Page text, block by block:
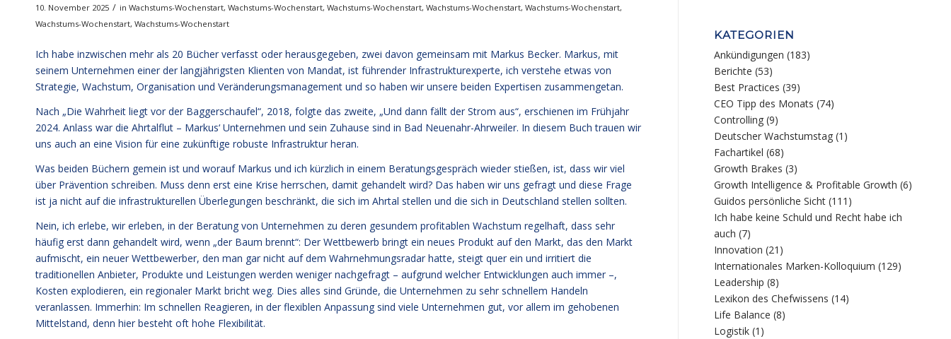
10. November 2025 / in Wachstums-Wochenstart, Wachstums-Wochenstart, Wachstums-Wochenstart, Wachstums-Wochenstart, Wachstums-Wochenstart,
Wachstums-Wochenstart, Wachstums-Wochenstart
Ich habe inzwischen mehr als 20 Bücher verfasst oder herausgegeben, zwei davon gemeinsam mit Markus Becker. Markus, mit
seinem Unternehmen einer der langjährigsten Klienten von Mandat, ist führender Infrastrukturexperte, ich verstehe etwas von
Strategie, Wachstum, Organisation und Veränderungsmanagement und so haben wir unsere beiden Expertisen zusammengetan.
Nach „Die Wahrheit liegt vor der Baggerschaufel“, 2018, folgte das zweite, „Und dann fällt der Strom aus“, erschienen im Frühjahr
2024. Anlass war die Ahrtalflut – Markus‘ Unternehmen und sein Zuhause sind in Bad Neuenahr-Ahrweiler. In diesem Buch trauen wir
uns auch an eine Vision für eine zukünftige robuste Infrastruktur heran.
Was beiden Büchern gemein ist und worauf Markus und ich kürzlich in einem Beratungsgespräch wieder stießen, ist, dass wir viel
über Prävention schreiben. Muss denn erst eine Krise herrschen, damit gehandelt wird? Das haben wir uns gefragt und diese Frage
ist ja nicht auf die infrastrukturellen Überlegungen beschränkt, die sich im Ahrtal stellen und die sich in Deutschland stellen sollten.
Nein, ich erlebe, wir erleben, in der Beratung von Unternehmen zu deren gesundem profitablen Wachstum regelhaft, dass sehr
häufig erst dann gehandelt wird, wenn „der Baum brennt“: Der Wettbewerb bringt ein neues Produkt auf den Markt, das den Markt
aufmischt, ein neuer Wettbewerber, den man gar nicht auf dem Wahrnehmungsradar hatte, steigt quer ein und irritiert die
traditionellen Anbieter, Produkte und Leistungen werden weniger nachgefragt – aufgrund welcher Entwicklungen auch immer –,
Kosten explodieren, ein regionaler Markt bricht weg. Dies alles sind Gründe, die Unternehmen zu sehr schnellem Handeln
veranlassen. Immerhin: Im schnellen Reagieren, in der flexiblen Anpassung sind viele Unternehmen gut, vor allem im gehobenen
Mittelstand, denn hier besteht oft hohe Flexibilität.
KATEGORIEN
Ankündigungen (183)
Berichte (53)
Best Practices (39)
CEO Tipp des Monats (74)
Controlling (9)
Deutscher Wachstumstag (1)
Fachartikel (68)
Growth Brakes (3)
Growth Intelligence & Profitable Growth (6)
Guidos persönliche Sicht (111)
Ich habe keine Schuld und Recht habe ich
auch (7)
Innovation (21)
Internationales Marken-Kolloquium (129)
Leadership (8)
Lexikon des Chefwissens (14)
Life Balance (8)
Logistik (1)